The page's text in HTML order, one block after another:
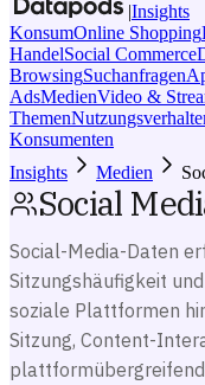
|Insights
KonsumOnline Shopping
HandelSocial Commerce
BrowsingSuchanfragen
AdsMedienVideo &
Themen
Konsumenten
Insights
Medien
Social
Social-Media-Daten
Sitzungshäufigkeit
soziale Plattformen
Sitzung, Content-